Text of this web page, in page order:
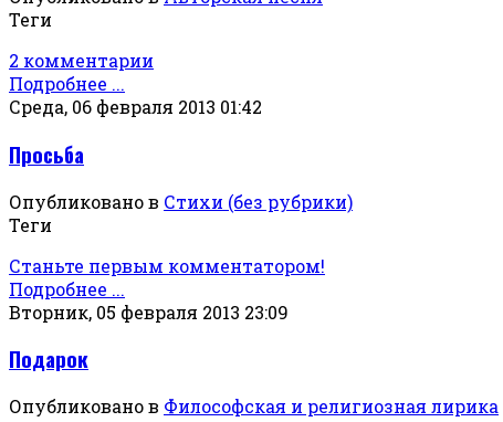
Теги
2 комментарии
Подробнее ...
Среда, 06 февраля 2013 01:42
Просьба
Опубликовано в Стихи (без рубрики)
Теги
Станьте первым комментатором!
Подробнее ...
Вторник, 05 февраля 2013 23:09
Подарок
Опубликовано в Философская и религиозная лирика